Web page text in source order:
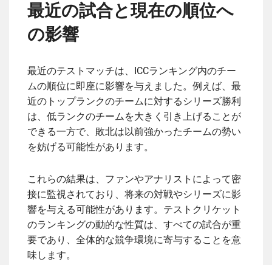
最近の試合と現在の順位へ
の影響
最近のテストマッチは、ICCランキング内のチー
ムの順位に即座に影響を与えました。例えば、最
近のトップランクのチームに対するシリーズ勝利
は、低ランクのチームを大きく引き上げることが
できる一方で、敗北は以前強かったチームの勢い
を妨げる可能性があります。
これらの結果は、ファンやアナリストによって密
接に監視されており、将来の対戦やシリーズに影
響を与える可能性があります。テストクリケット
のランキングの動的な性質は、すべての試合が重
要であり、全体的な競争環境に寄与することを意
味します。